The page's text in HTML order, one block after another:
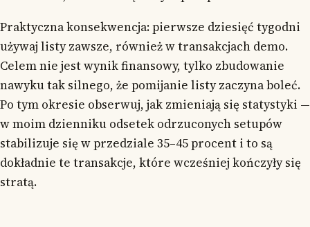
Praktyczna konsekwencja: pierwsze dziesięć tygodni
używaj listy zawsze, również w transakcjach demo.
Celem nie jest wynik finansowy, tylko zbudowanie
nawyku tak silnego, że pomijanie listy zaczyna boleć.
Po tym okresie obserwuj, jak zmieniają się statystyki —
w moim dzienniku odsetek odrzuconych setupów
stabilizuje się w przedziale 35–45 procent i to są
dokładnie te transakcje, które wcześniej kończyły się
stratą.